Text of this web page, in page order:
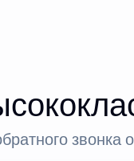
звонка